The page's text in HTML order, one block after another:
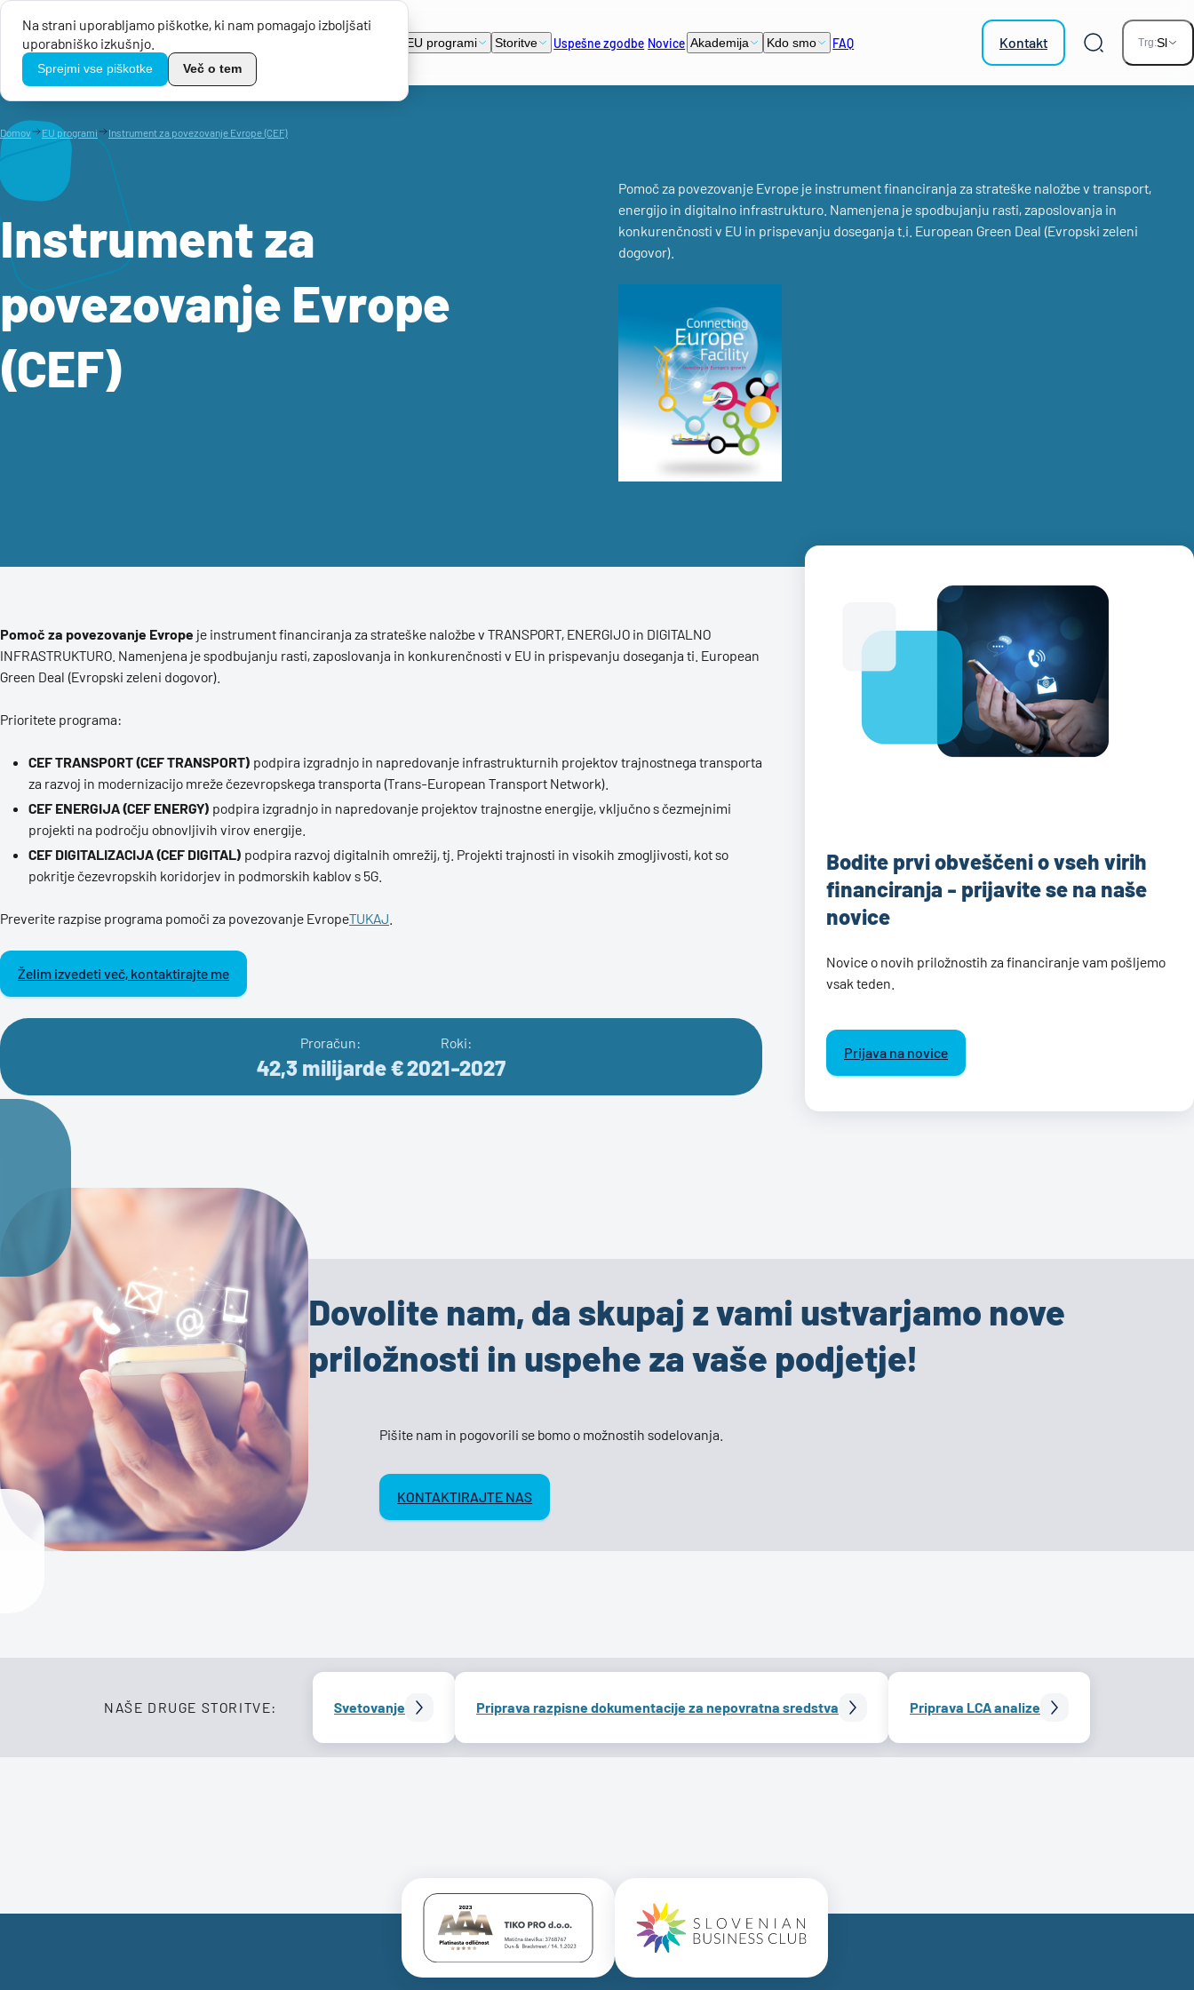
Na strani uporabljamo piškotke, ki nam pomagajo izboljšati
uporabniško izkušnjo.
Sprejmi vse piškotke Več o tem
TikoPro
EU programi Storitve Uspešne zgodbe Novice Akademija Kdo smo FAQ Kontakt
Iskalnik
Trg:Sl
Domov EU programi Instrument za povezovanje Evrope (CEF)
Instrument za
povezovanje Evrope
(CEF)
Pomoč za povezovanje Evrope je instrument financiranja za strateške naložbe v transport,
energijo in digitalno infrastrukturo. Namenjena je spodbujanju rasti, zaposlovanja in
konkurenčnosti v EU in prispevanju doseganja t.i. European Green Deal (Evropski zeleni
dogovor).
Pomoč za povezovanje Evrope je instrument financiranja za strateške naložbe v TRANSPORT, ENERGIJO in DIGITALNO
INFRASTRUKTURO. Namenjena je spodbujanju rasti, zaposlovanja in konkurenčnosti v EU in prispevanju doseganja ti. European
Green Deal (Evropski zeleni dogovor).
Prioritete programa:
CEF TRANSPORT(CEF TRANSPORT) podpira izgradnjo in napredovanje infrastrukturnih projektov trajnostnega transporta
za razvoj in modernizacijo mreže čezevropskega transporta (Trans-European Transport Network).
CEF ENERGIJA (CEF ENERGY) podpira izgradnjo in napredovanje projektov trajnostne energije, vključno s čezmejnimi
projekti na področju obnovljivih virov energije.
CEF DIGITALIZACIJA (CEF DIGITAL) podpira razvoj digitalnih omrežij, tj. Projekti trajnosti in visokih zmogljivosti, kot so
pokritje čezevropskih koridorjev in podmorskih kablov s 5G.
Preverite razpise programa pomoči za povezovanje EvropeTUKAJ
Želim izvedeti več, kontaktirajte me
Proračun:
42,3 milijarde €
Roki:
2021-2027
Bodite prvi obveščeni o vseh virih
financiranja - prijavite se na naše
novice
Novice o novih priložnostih za financiranje vam pošljemo
vsak teden.
Prijava na novice
Dovolite nam, da skupaj z vami ustvarjamo nove
priložnosti in uspehe za vaše podjetje!
Pišite nam in pogovorili se bomo o možnostih sodelovanja.
KONTAKTIRAJTE NAS
NAŠE DRUGE STORITVE: Svetovanje Priprava razpisne dokumentacije za nepovratna sredstva Priprava LCA analize
Certificate AAA Logo Certificate SBC Logo